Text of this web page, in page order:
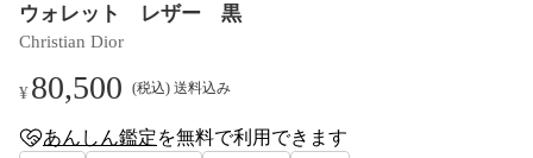
ウォレット レザー 黒
Christian Dior
¥80,500 (税込) 送料込み
anshin-appraisal-tag
あんしん鑑定を無料で利用できます